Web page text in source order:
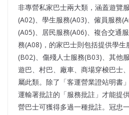
非專營私家巴士兩大類，涵蓋遊覽
(A02)、學生服務(A03)、僱員服務
(A05)、居民服務(A06)、複合交通
務(A08)，的家巴士則包括提供學
(B02)、傷殘人士服務(B03)、其他
遊巴、村巴、廠車、商場穿梭巴士
屬此類。除了「客運營業證站明書
運輸署批註的「服務批註」才能提
營巴士可獲得多過一種批註。冠忠